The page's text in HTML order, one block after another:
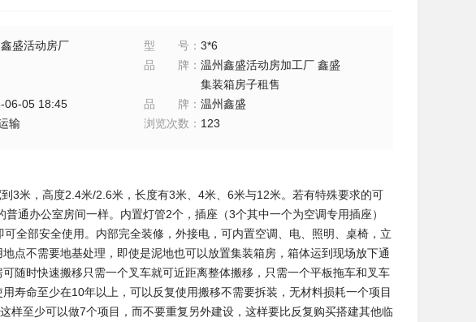
盛活动房厂 型号 ：3*6
品牌 ：温州鑫盛活动房加工厂 鑫盛
集装箱房子租售
06-05 18:45 品牌 ：温州鑫盛
输 浏览次数 ： 123
3米，高度2.4米/2.6米，长度有3米、4米、6米与12米。若有特殊要求的可
通办公室房间一样。内置灯管2个，插座（3个其中一个为空调专用插座）
全部安全使用。内部完全装修，外接电，可内置空调、电、照明、桌椅，立
点不需要地基处理，即使是泥地也可以放置集装箱房，箱体运到现场放下通
随时快速搬移只需一个叉车就可近距离整体搬移，只需一个平板拖车和叉车
寿命至少在10年以上，可以反复使用搬移不需要拆装，无材料损耗一个项目
样至少可以做7个项目，而不要重复另外建设，这样要比反复购买搭建其他临